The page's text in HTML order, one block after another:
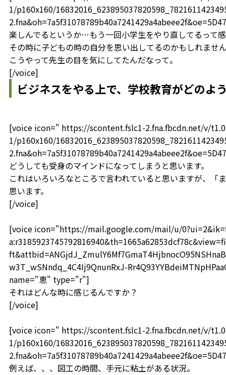
1/p160x160/
楽しんでるというか…もう一回小学生をやり直してるって
その時に子どもの時の自分を思い出してるのかもしれませ
こうやって先生の目を気にしてたんだなって。
[/voice]
ビジネスをやる上で、学校教育がどのよ
[voice icon=" https://scontent.fslc1-2.fna.fbcdn.net/v/
1/p160x160/
どうしても受身のマインドになってしまうと思います。
これはいろいろなところで言われていると思いますが、「
思います。
[/voice]
[voice icon="https://mail.google.com/mail/u/
w3T_wSNndq_4C4Ij9QnunRxJ-
name="恵" type="r"]
それはどんな時に感じるんですか？
[/voice]
[voice icon=" https://scontent.fslc1-2.fna.fbcdn.net/v/
1/p160x160/
例えば、、、図工の時間、手元に粘土がある状況。